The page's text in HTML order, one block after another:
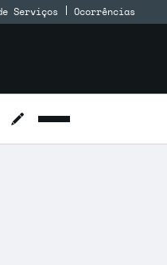
Serviços Ocorrências